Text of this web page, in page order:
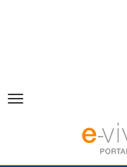
Toggle
Piso en Alquiler